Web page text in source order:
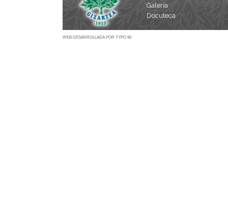
Galería
Docuteca
WEB DESARROLLADA POR TYPO 90